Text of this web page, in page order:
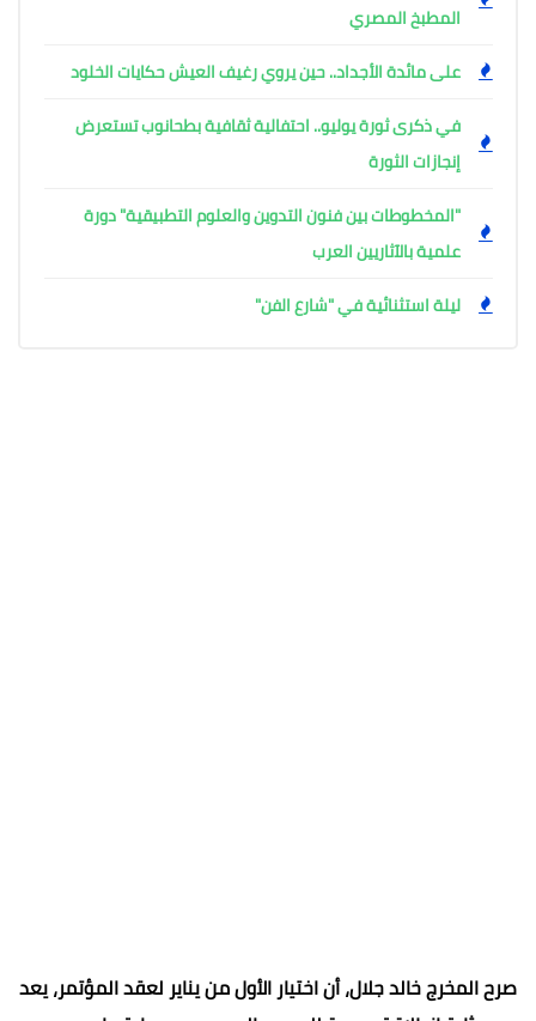
المطبخ المصري
على مائدة الأجداد.. حين يروي رغيف العيش حكايات الخلود
في ذكرى ثورة يوليو.. احتفالية ثقافية بطحانوب تستعرض
إنجازات الثورة
"المخطوطات بين فنون التدوين والعلوم التطبيقية" دورة
علمية بالآثاريين العرب
ليلة استثنائية في "شارع الفن"
صرح المخرج خالد جلال، أن اختيار الأول من يناير لعقد المؤتمر، يعد